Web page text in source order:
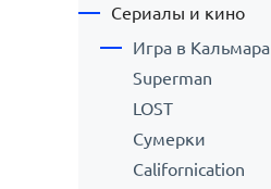
Сериалы и кино
Игра в Кальмара
Superman
LOST
Сумерки
Californication